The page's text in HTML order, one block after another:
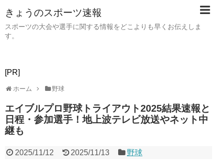
きょうのスポーツ速報
スポーツの大会や選手に関する情報をどこよりも早くお伝えしま
す。
[PR]
ホーム 野球
エイブルプロ野球トライアウト2025結果速報と
日程・参加選手！地上波テレビ放送やネット中
継も
2025/11/12 2025/11/13 野球